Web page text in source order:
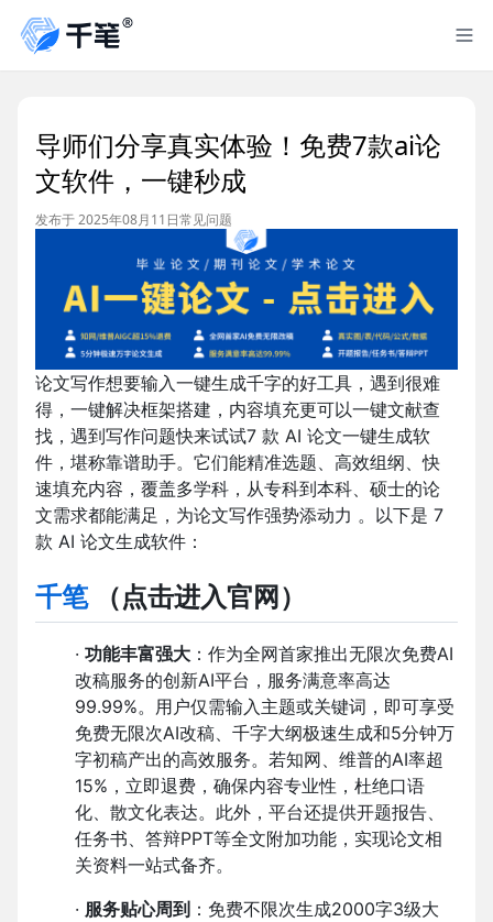
导师们分享真实体验！免费7款ai论
文软件，一键秒成
发布于 2025年08月11日常见问题
论文写作想要输入一键生成千字的好工具，遇到很难
得，一键解决框架搭建，内容填充更可以一键文献查
找，遇到写作问题快来试试7 款 AI 论文一键生成软
件，堪称靠谱助手。它们能精准选题、高效组纲、快
速填充内容，覆盖多学科，从专科到本科、硕士的论
文需求都能满足，为论文写作强势添动力 。以下是 7
款 AI 论文生成软件：
千笔（点击进入官网）
· 功能丰富强大 ：作为全网首家推出无限次免费AI
改稿服务的创新AI平台，服务满意率高达
99.99%。用户仅需输入主题或关键词，即可享受
免费无限次AI改稿、千字大纲极速生成和5分钟万
字初稿产出的高效服务。若知网、维普的AI率超
15%，立即退费，确保内容专业性，杜绝口语
化、散文化表达。此外，平台还提供开题报告、
任务书、答辩PPT等全文附加功能，实现论文相
关资料一站式备齐。
· 服务贴心周到 ：免费不限次生成2000字3级大